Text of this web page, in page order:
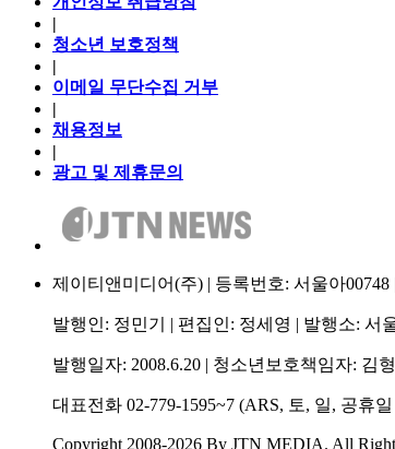
|
청소년 보호정책
|
이메일 무단수집 거부
|
채용정보
|
광고 및 제휴문의
제이티앤미디어(주) | 등록번호: 서울아00748
발행인: 정민기 | 편집인: 정세영 | 발행소: 서
발행일자: 2008.6.20 | 청소년보호책임자: 김
대표전화 02-779-1595~7 (ARS, 토, 일, 공휴
Copyright 2008-2026 By JTN MEDIA. All